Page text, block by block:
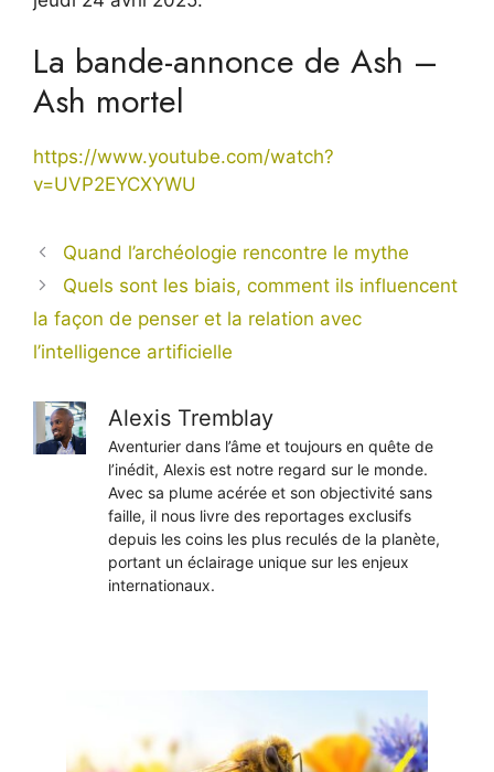
La bande-annonce de Ash –
Ash mortel
https://www.youtube.com/watch?
v=UVP2EYCXYWU
Quand l’archéologie rencontre le mythe
Quels sont les biais, comment ils influencent
la façon de penser et la relation avec
l’intelligence artificielle
Alexis Tremblay
Aventurier dans l’âme et toujours en quête de
l’inédit, Alexis est notre regard sur le monde.
Avec sa plume acérée et son objectivité sans
faille, il nous livre des reportages exclusifs
depuis les coins les plus reculés de la planète,
portant un éclairage unique sur les enjeux
internationaux.